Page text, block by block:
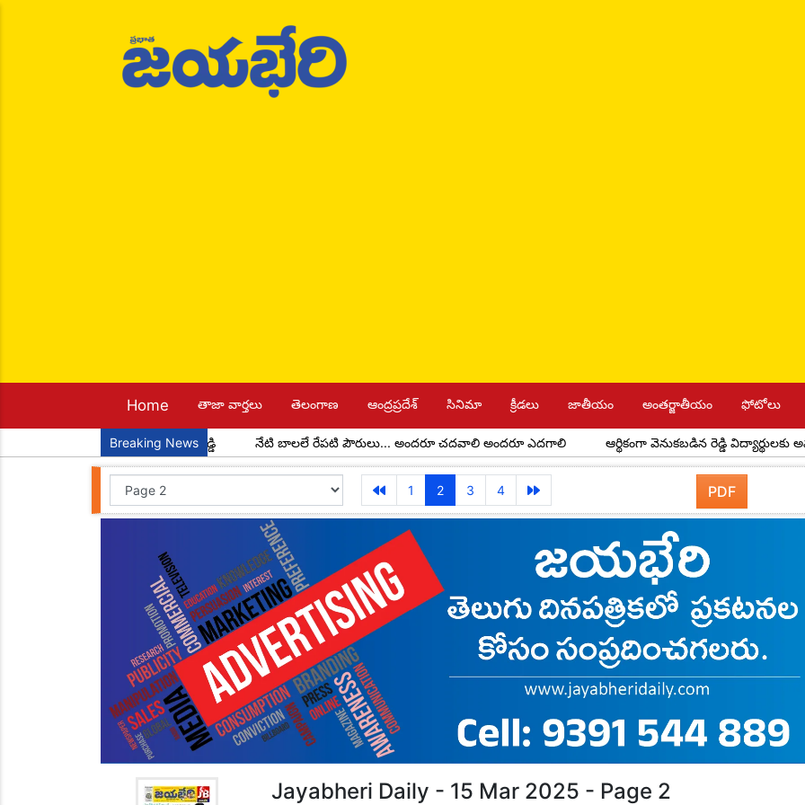
Home తాజా వార్తలు తెలంగాణ ఆంద్రప్రదేశ్ సినిమా క్రీడలు జాతీయం అంతర్జాతీయం ఫోటోలు
Breaking News
అధ్యక్షులుగా చాడ కొండాల్ రెడ్డి నేటి బాలలే రేపటి పౌరులు... అందరూ చదవాలి అందరూ ఎదగాలి ఆర్థికంగా వెనుకబడిన రెడ్డి విద్యార్థులకు అవర్
1 2 3 4 PDF
Jayabheri Daily - 15 Mar 2025 - Page 2